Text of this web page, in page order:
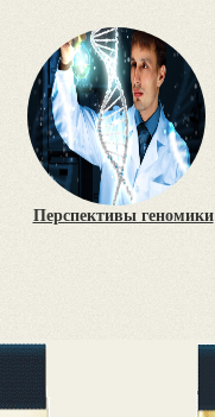
Перспективы геномики